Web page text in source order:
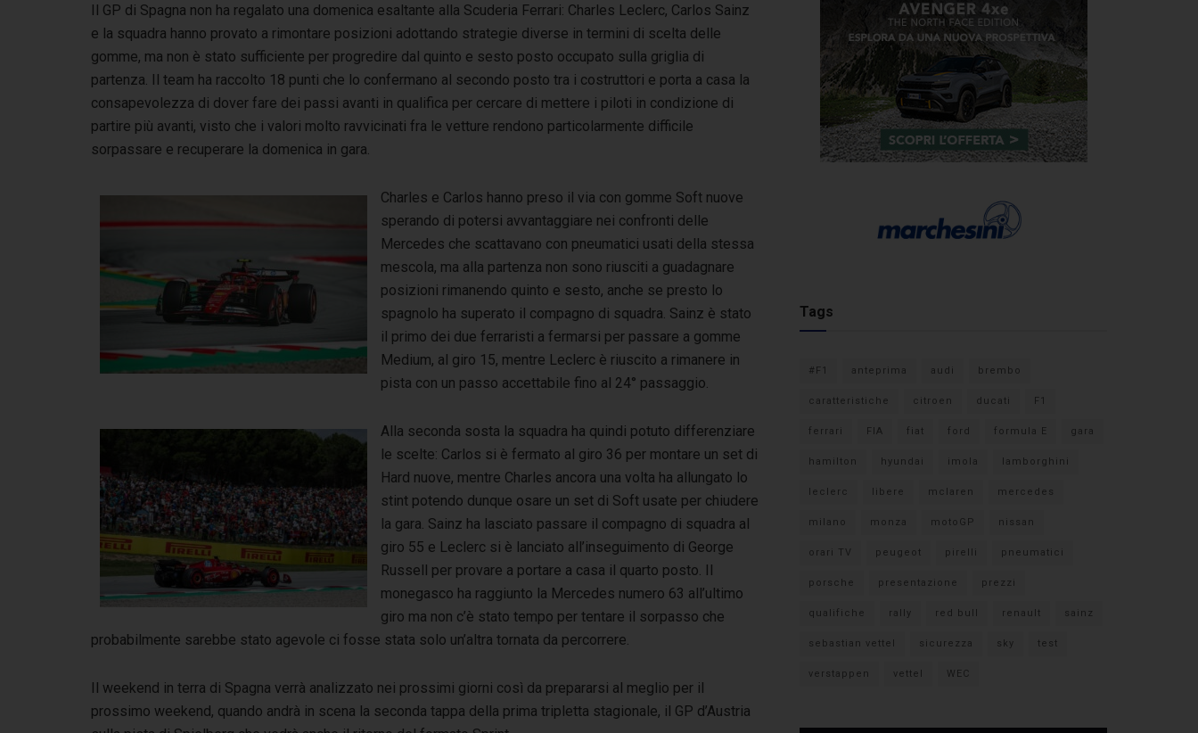
Il GP di Spagna non ha regalato una domenica esaltante alla Scuderia Ferrari: Charles Leclerc, Carlos Sainz
e la squadra hanno provato a rimontare posizioni adottando strategie diverse in termini di scelta delle
gomme, ma non è stato sufficiente per progredire dal quinto e sesto posto occupato sulla griglia di
partenza. Il team ha raccolto 18 punti che lo confermano al secondo posto tra i costruttori e porta a casa la
consapevolezza di dover fare dei passi avanti in qualifica per cercare di mettere i piloti in condizione di
partire più avanti, visto che i valori molto ravvicinati fra le vetture rendono particolarmente difficile
sorpassare e recuperare la domenica in gara.
Charles e Carlos hanno preso il via con gomme Soft nuove
sperando di potersi avvantaggiare nei confronti delle
Mercedes che scattavano con pneumatici usati della stessa
mescola, ma alla partenza non sono riusciti a guadagnare
posizioni rimanendo quinto e sesto, anche se presto lo
spagnolo ha superato il compagno di squadra. Sainz è stato
il primo dei due ferraristi a fermarsi per passare a gomme
Medium, al giro 15, mentre Leclerc è riuscito a rimanere in
pista con un passo accettabile fino al 24° passaggio.
Alla seconda sosta la squadra ha quindi potuto differenziare
le scelte: Carlos si è fermato al giro 36 per montare un set di
Hard nuove, mentre Charles ancora una volta ha allungato lo
stint potendo dunque osare un set di Soft usate per chiudere
la gara. Sainz ha lasciato passare il compagno di squadra al
giro 55 e Leclerc si è lanciato all’inseguimento di George
Russell per provare a portare a casa il quarto posto. Il
monegasco ha raggiunto la Mercedes numero 63 all’ultimo
giro ma non c’è stato tempo per tentare il sorpasso che
probabilmente sarebbe stato agevole ci fosse stata solo un’altra tornata da percorrere.
Il weekend in terra di Spagna verrà analizzato nei prossimi giorni così da prepararsi al meglio per il
prossimo weekend, quando andrà in scena la seconda tappa della prima tripletta stagionale, il GP d’Austria
Tags
#F1 anteprima audi brembo
caratteristiche citroen ducati F1
ferrari FIA fiat ford formula E gara
hamilton hyundai imola lamborghini
leclerc libere mclaren mercedes
milano monza motoGP nissan
orari TV peugeot pirelli pneumatici
porsche presentazione prezzi
qualifiche rally red bull renault sainz
sebastian vettel sicurezza sky test
verstappen vettel WEC